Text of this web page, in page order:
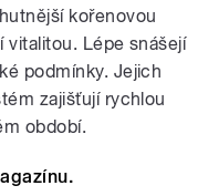
kořenovou
vitalitou. Lépe snášejí
podmínky. Jejich
zajišťují rychlou
období.